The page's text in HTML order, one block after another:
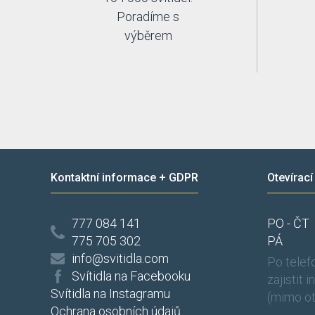
Poradíme s
výběrem
Kontaktní informace + GDPR
777 084 141
775 705 302
info@svitidla.com
Svítidla na Facebooku
Svítidla na Instagramu
Ochrana osobních údajů
PO - ČT
PÁ
Po
zajistit
(mimo